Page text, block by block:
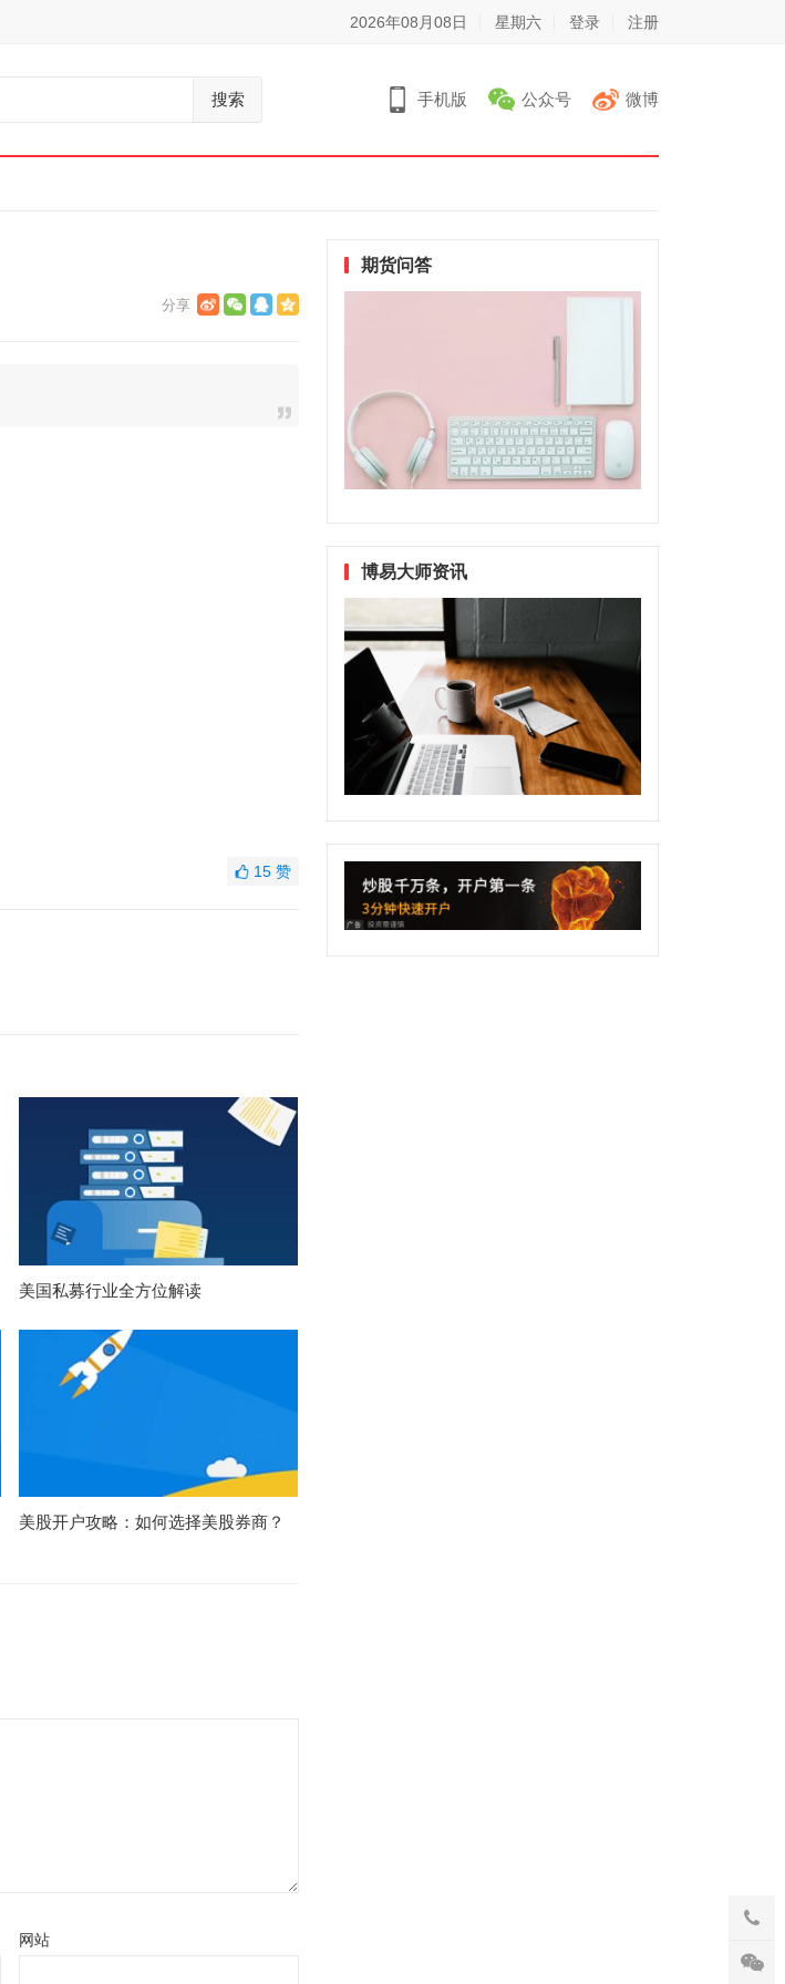
2026年08月08日 星期六 登录 注册
搜索 手机版 公众号 微博
15 赞
美国私募行业全方位解读
美股开户攻略：如何选择美股券商？
网站
期货问答
博易大师资讯